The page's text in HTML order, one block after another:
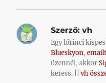
Szerző: vh
Egy lőrinci
Blueskyon,emailt
üzennél, akkor
keress. ||vh